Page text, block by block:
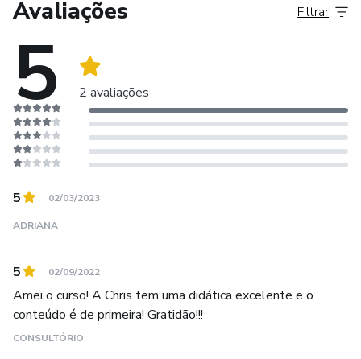
Avaliações
5 2 avaliações
Filtrar
5 02/03/2023
ADRIANA
5 02/09/2022
Amei o curso! A Chris tem uma didática excelente e o
conteúdo é de primeira! Gratidão!!!
CONSULTÓRIO